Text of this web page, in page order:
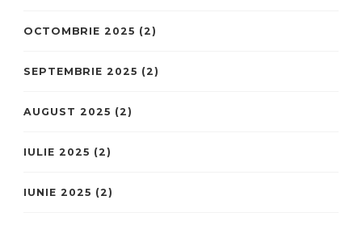
OCTOMBRIE 2025 (2)
SEPTEMBRIE 2025 (2)
AUGUST 2025 (2)
IULIE 2025 (2)
IUNIE 2025 (2)